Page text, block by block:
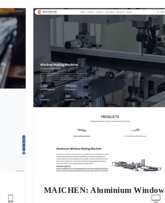
MAICHEN: Aluminium Window